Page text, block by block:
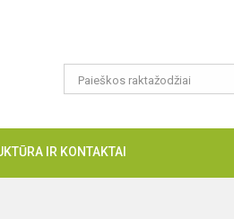
IR KONTAKTAI